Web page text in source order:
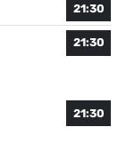
21:30
21:30
21:30